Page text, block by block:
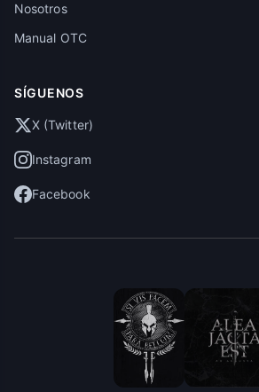
Nosotros
Manual OTC
SÍGUENOS
X (Twitter)
Instagram
Facebook